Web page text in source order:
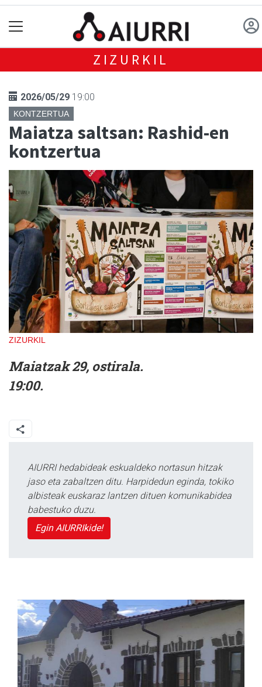
ZIZURKIL
2026/05/29 19:00
KONTZERTUA
Maiatza saltsan: Rashid-en
kontzertua
ZIZURKIL
Maiatzak 29, ostirala.
19:00.
AIURRI hedabideak eskualdeko nortasun hitzak
jaso eta zabaltzen ditu. Harpidedun eginda, tokiko
albisteak euskaraz lantzen dituen komunikabidea
babestuko duzu.
Egin AIURRIkide!